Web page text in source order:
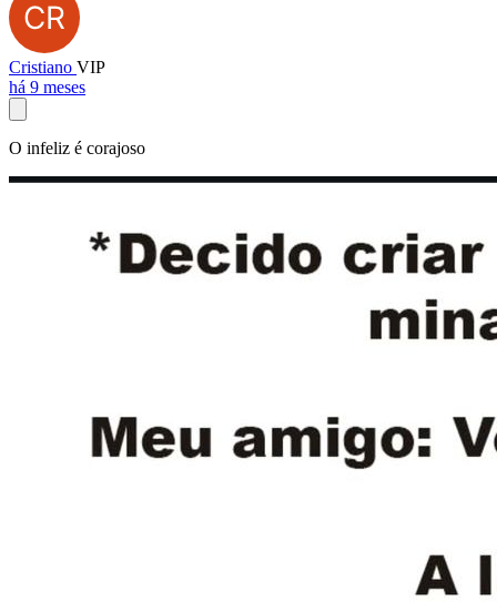
Cristiano VIP
há 9 meses
O infeliz é corajoso